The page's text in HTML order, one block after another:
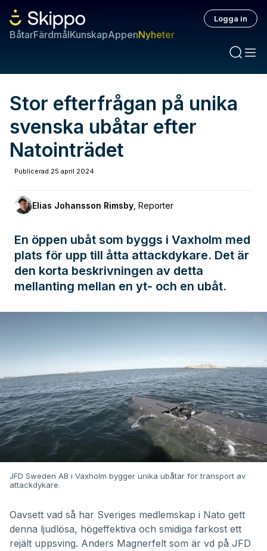
BåtarFärdmålKunskapAppenNyheter
Logga in
Stor efterfrågan på unika
svenska ubåtar efter
Natointrädet
Publicerad 25 april 2024
Elias Johansson Rimsby Reporter
En öppen ubåt som byggs i Vaxholm med
plats för upp till åtta attackdykare. Det är
den korta beskrivningen av detta
mellanting mellan en yt- och en ubåt.
JFD Sweden AB i Vaxholm bygger unika ubåtar för transport av
attackdykare.
Oavsett vad så har Sveriges medlemskap i Nato gett
denna ljudlösa, högeffektiva och smidiga farkost ett
rejält uppsving. Anders Magnerfelt som är vd på JFD